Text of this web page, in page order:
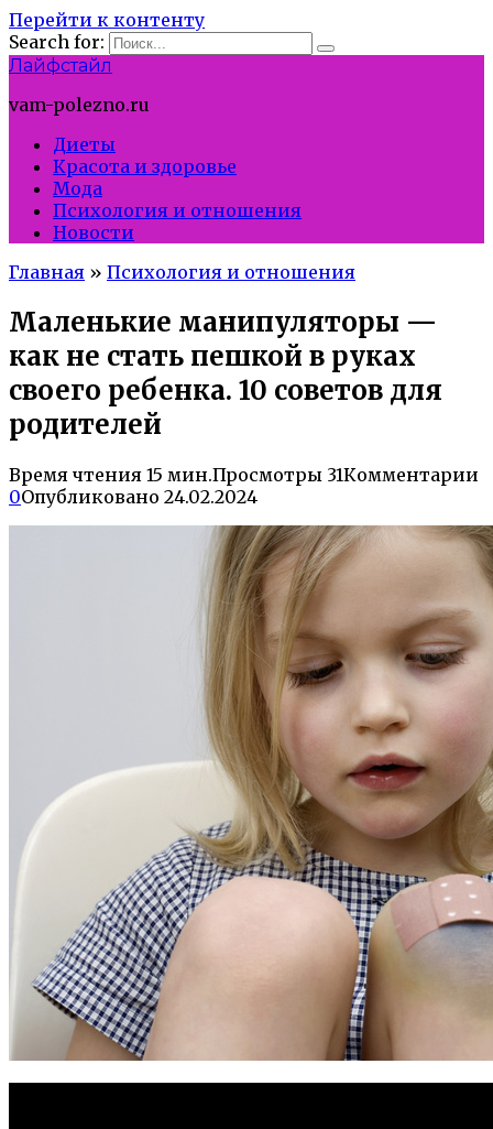
Перейти к контенту
Search for:
Лайфстайл
vam-polezno.ru
Диеты
Красота и здоровье
Мода
Психология и отношения
Новости
Главная » Психология и отношения
Маленькие манипуляторы —
как не стать пешкой в руках
своего ребенка. 10 советов для
родителей
Время чтения 15 мин.Просмотры 31Комментарии
0Опубликовано 24.02.2024